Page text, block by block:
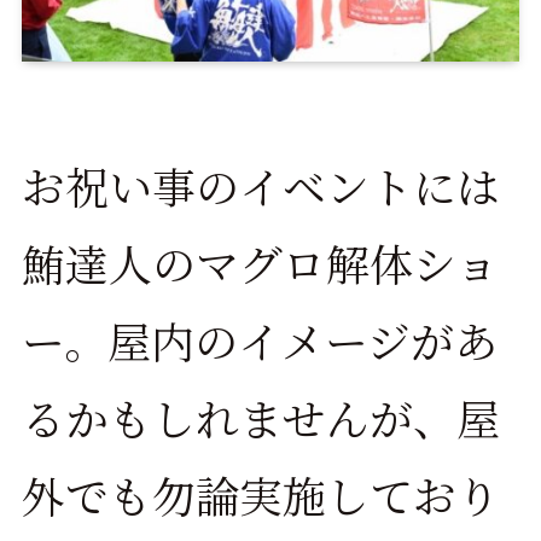
お祝い事のイベントには
鮪達人のマグロ解体ショ
ー。屋内のイメージがあ
るかもしれませんが、屋
外でも勿論実施しており